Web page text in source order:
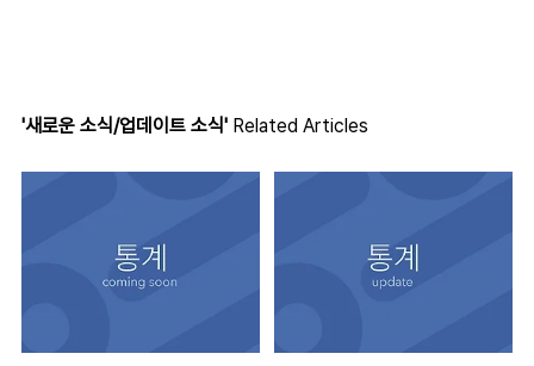
'새로운 소식/업데이트 소식' Related Articles